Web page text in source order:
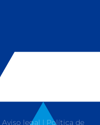
Aviso legal | Política de